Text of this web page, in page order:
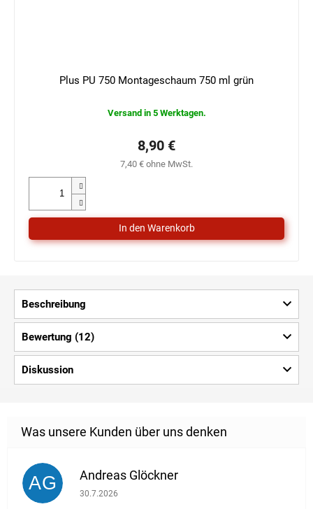
Plus PU 750 Montageschaum 750 ml grün
Versand in 5 Werktagen.
7,40 € ohne MwSt.
8,90 €
Beschreibung
Bewertung (12)
Diskussion
AG Andreas Glöckner
Die Shop-Bewertung beträgt 1 von 5 Sternen.
30.7.2026